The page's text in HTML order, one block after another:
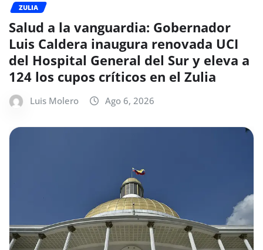
ZULIA
Salud a la vanguardia: Gobernador
Luis Caldera inaugura renovada UCI
del Hospital General del Sur y eleva a
124 los cupos críticos en el Zulia
Luis Molero Ago 6, 2026